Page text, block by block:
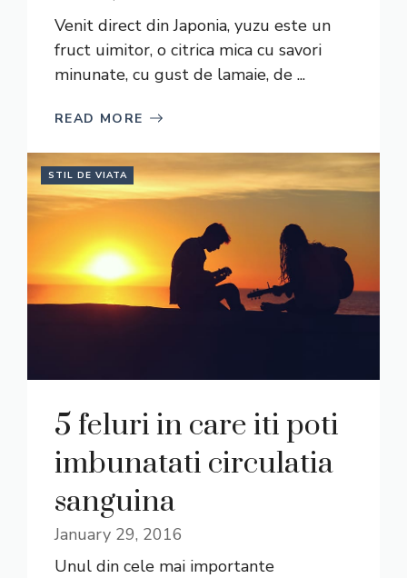
Venit direct din Japonia, yuzu este un
fruct uimitor, o citrica mica cu savori
minunate, cu gust de lamaie, de ...
READ MORE
STIL DE VIATA
5 feluri in care iti poti
imbunatati circulatia
sanguina
January 29, 2016
Unul din cele mai importante